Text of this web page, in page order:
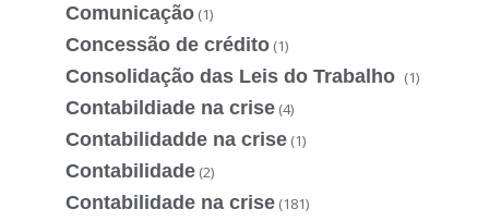
Comunicação (1)
Concessão de crédito (1)
Consolidação das Leis do Trabalho (1)
Contabildiade na crise (4)
Contabilidadde na crise (1)
Contabilidade (2)
Contabilidade na crise (181)